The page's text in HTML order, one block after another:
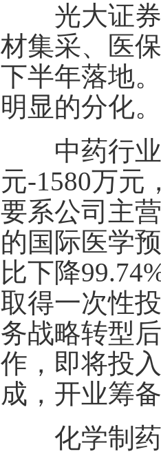
光大证券
材集采、医
下半年落地
明显的分化。
中药行业
元-1580万元
要系公司主
的国际医学
比下降
取得一次性
务战略转型
作，即将投
成，开业筹
化学制药